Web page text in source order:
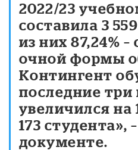
2022/23
составила 3
из них 87,24%
очной формы
Контингент
последние три
увеличился на
173 студента»,
документе.